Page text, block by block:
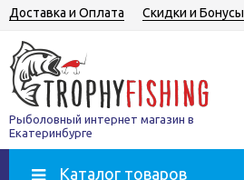
Доставка и Оплата Скидки и Бонусы
Рыболовный интернет магазин в
Екатеринбурге
Каталог товаров